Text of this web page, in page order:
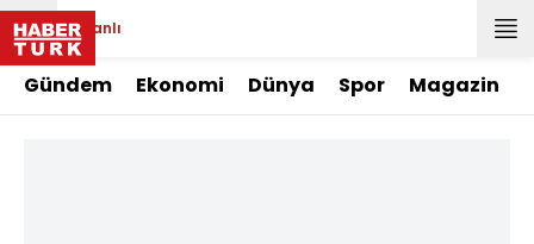
Canlı
Gündem Ekonomi Dünya Spor Magazin